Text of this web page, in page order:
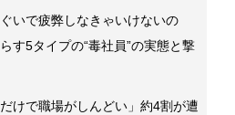
ぐいで疲弊しなきゃいけないの
す5タイプの“毒社員”の実態と撃
だけで職場がしんどい」約4割が遭